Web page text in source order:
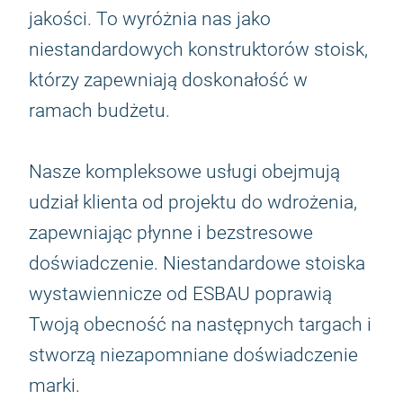
jakości. To wyróżnia nas jako
niestandardowych konstruktorów stoisk,
którzy zapewniają doskonałość w
ramach budżetu.
Nasze kompleksowe usługi obejmują
udział klienta od projektu do wdrożenia,
zapewniając płynne i bezstresowe
doświadczenie. Niestandardowe stoiska
wystawiennicze od ESBAU poprawią
Twoją obecność na następnych targach i
stworzą niezapomniane doświadczenie
marki.